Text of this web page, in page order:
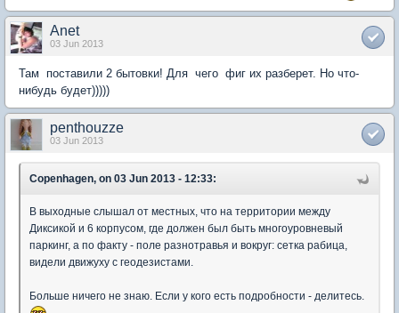
Anet
03 Jun 2013
Там поставили 2 бытовки! Для чего фиг их разберет. Но что-
нибудь будет)))))
penthouzze
03 Jun 2013
Copenhagen, on 03 Jun 2013 - 12:33:
В выходные слышал от местных, что на территории между
Диксикой и 6 корпусом, где должен был быть многоуровневый
паркинг, а по факту - поле разнотравья и вокруг: сетка рабица,
видели движуху с геодезистами.
Больше ничего не знаю. Если у кого есть подробности - делитесь.